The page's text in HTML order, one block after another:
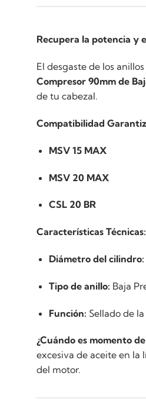
Recupera la potencia y
El desgaste de los
Compresor 90mm de
de tu cabezal.
Compatibilidad
MSV 15 MAX
MSV 20 MAX
CSL 20 BR
Características Técnicas:
Diámetro del cilindro:
Tipo de anillo: Baja
Función: Sellado de
¿Cuándo es momento
excesiva de aceite en
del motor.